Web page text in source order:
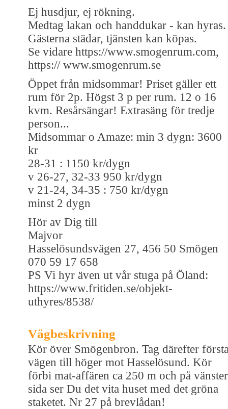
Ej husdjur, ej rökning.
Medtag lakan och handdukar - kan hyras.
Gästerna städar, tjänsten kan köpas.
Se vidare https://www.smogenrum.com,
https:// www.smogenrum.se
Öppet från midsommar! Priset gäller ett
rum för 2p. Högst 3 p per rum. 12 o 16
kvm. Resårsängar! Extrasäng för tredje
person...
Midsommar o Amaze: min 3 dygn: 3600
kr
28-31 : 1150 kr/dygn
v 26-27, 32-33 950 kr/dygn
v 21-24, 34-35 : 750 kr/dygn
minst 2 dygn
Hör av Dig till
Majvor
Hasselösundsvägen 27, 456 50 Smögen
070 59 17 658
PS Vi hyr även ut vår stuga på Öland:
https://www.fritiden.se/objekt-
uthyres/8538/
Vägbeskrivning
Kör över Smögenbron. Tag därefter
vägen till höger mot Hasselösund. Kör
förbi mat-affären ca 250 m och på vänster
sida ser Du det vita huset med det gröna
staketet. Nr 27 på brevlådan!